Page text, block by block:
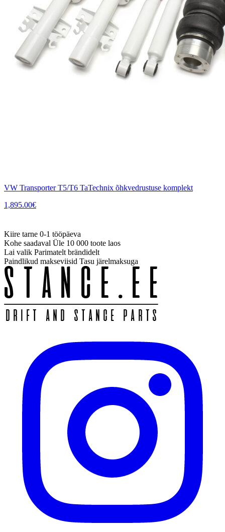
VW Transporter T5/T6 TaTechnix õhkvedrustuse komplekt
1,895.00€
Kiire tarne 0-1 tööpäeva
Kohe saadaval Üle 10 000 toote laos
Lai valik Parimatelt brändidelt
Paindlikud makseviisid Tasu järelmaksuga